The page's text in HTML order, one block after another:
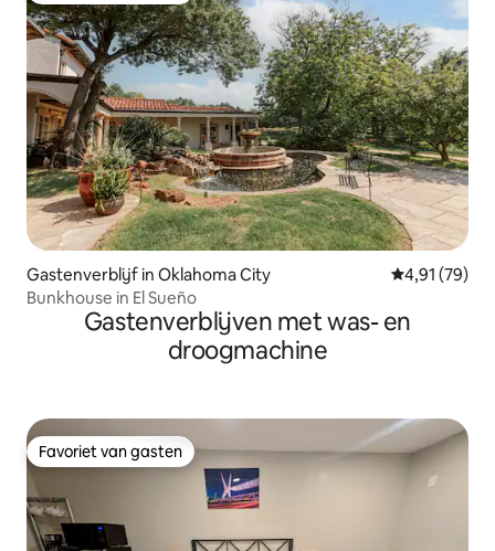
Gastenverblijf in Oklahoma City Gemiddelde
4,91 (79)
Bunkhouse in El Sueño
Gastenverblijven met was- en
droogmachine
Favoriet van gasten
Favoriet van gasten